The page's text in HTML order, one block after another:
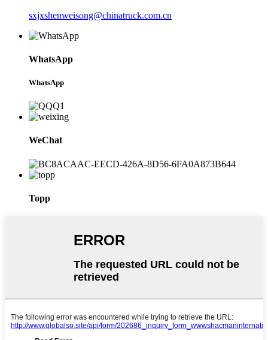
sxjxshenweisong@chinatruck.com.cn
WhatsApp
WhatsApp
WeChat
Topp